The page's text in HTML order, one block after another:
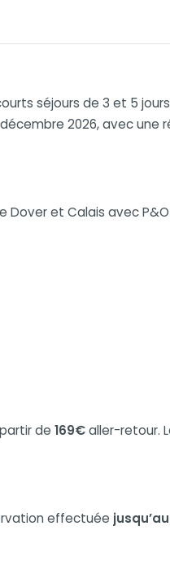
séjours de 3 et 5
2026, avec une
et Calais avec
de 169€aller-retour.
effectuée